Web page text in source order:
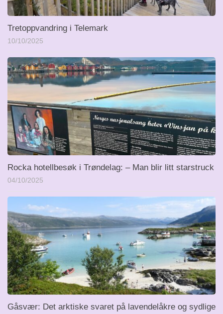
Tretoppvandring i Telemark
10/10/2025
Rocka hotellbesøk i Trøndelag: – Man blir litt starstruck
04/10/2025
Gåsvær: Det arktiske svaret på lavendelåkre og sydlige